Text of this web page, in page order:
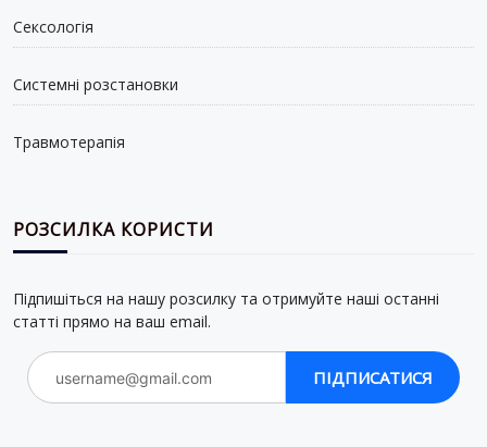
Сексологія
Системні розстановки
Травмотерапія
РОЗСИЛКА КОРИСТИ
Підпишіться на нашу розсилку та отримуйте наші останні
статті прямо на ваш email.
ПІДПИСАТИСЯ